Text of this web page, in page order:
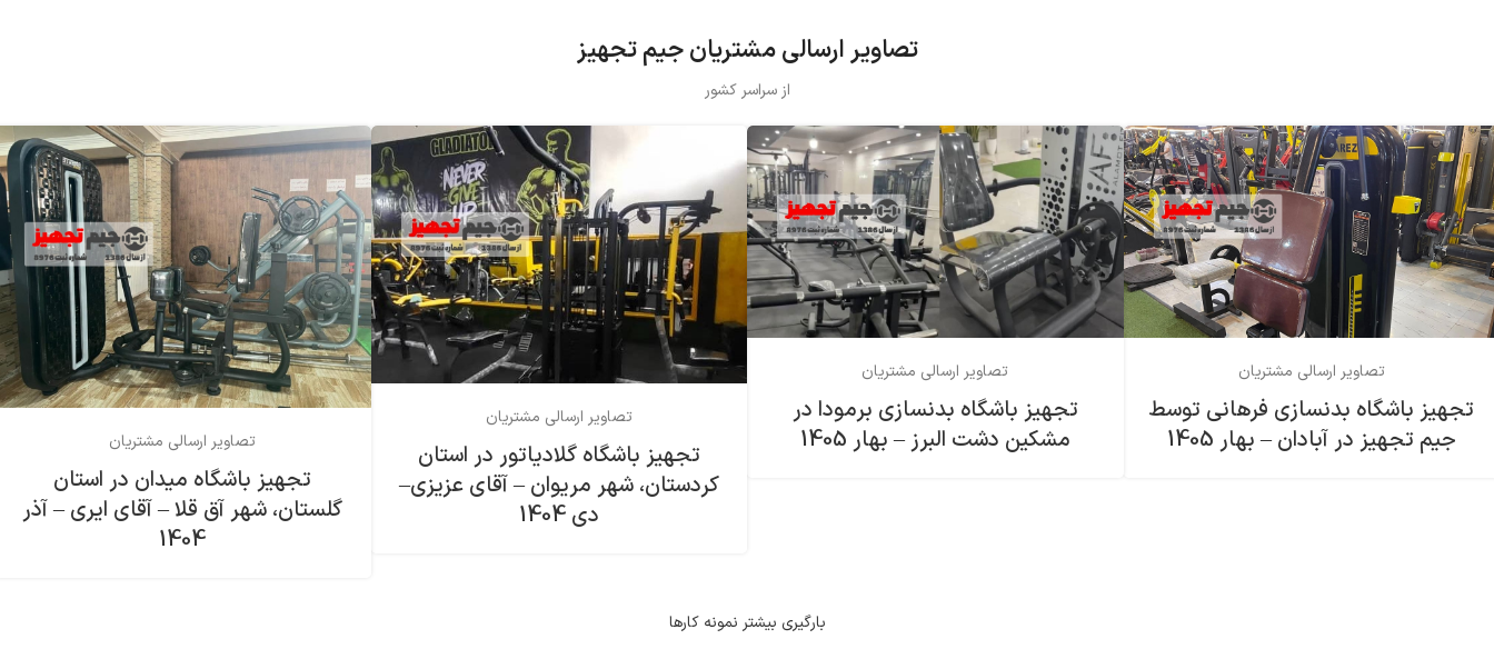
تصاویر ارسالی مشتریان جیم تجهیز
از سراسر کشور
تصاویر ارسالی مشتریان
تجهیز باشگاه بدنسازی فرهاني توسط
جیم تجهیز در آبادان – بهار 1405
تصاویر ارسالی مشتریان
تجهیز باشگاه بدنسازی برمودا در
مشکین دشت البرز – بهار 1405
تصاویر ارسالی مشتریان
تجهیز باشگاه گلادیاتور در استان
کردستان، شهر مریوان – آقای عزیزی–
دی 1404
تصاویر ارسالی مشتریان
تجهیز باشگاه میدان در استان
گلستان، شهر آق قلا – آقای ایری – آذر
1404
بارگیری بیشتر نمونه کارها